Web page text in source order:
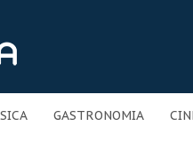
GASTRONOMIA